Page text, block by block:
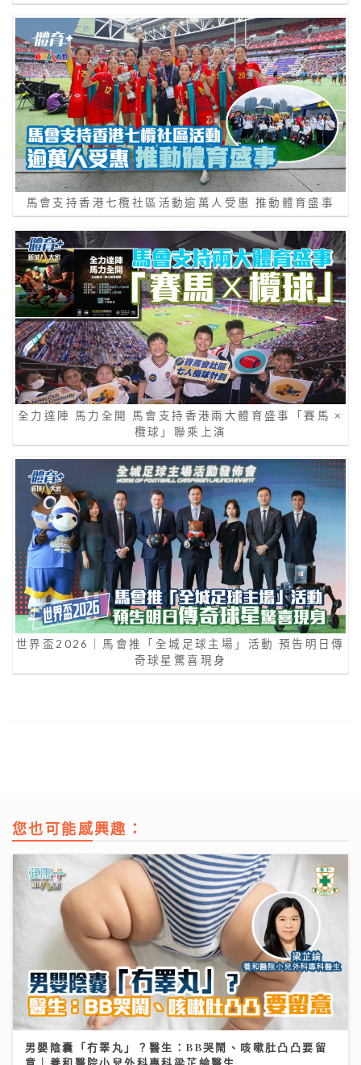
馬會支持香港七欖社區活動逾萬人受惠 推動體育盛事
全力達陣 馬力全開 馬會支持香港兩大體育盛事「賽馬 ×
欖球」聯乘上演
世界盃2026｜馬會推「全城足球主場」活動 預告明日傳
奇球星驚喜現身
您也可能感興趣：
男嬰陰囊「冇睪丸」？醫生：BB哭鬧、咳嗽肚凸凸要留
意｜養和醫院小兒外科專科梁芷綸醫生